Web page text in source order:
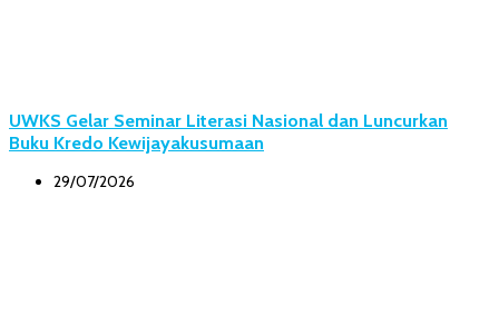
UWKS Gelar Seminar Literasi Nasional dan Luncurkan
Buku Kredo Kewijayakusumaan
29/07/2026